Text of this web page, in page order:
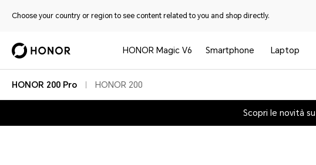
Choose your country or region to see content related to you and shop directly.
HONOR Magic V6 Smartphone Laptop
HONOR 200 Pro HONOR 200
Scopri le novità su